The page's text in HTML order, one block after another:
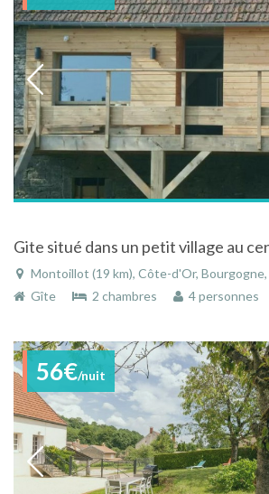
Montoillot (19 km), Côte-d'Or, Bourgogne,
Gîte
2 chambres 4 personnes
56€/nuit